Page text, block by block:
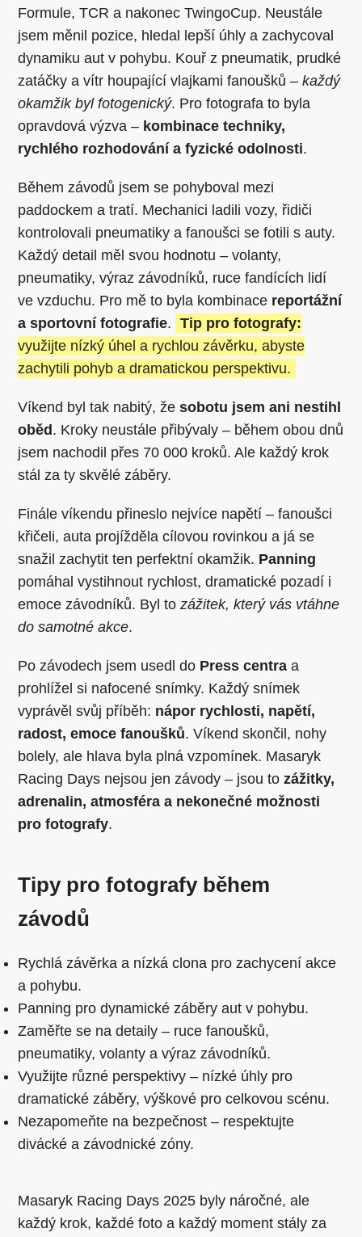
Formule, TCR a nakonec TwingoCup. Neustále
jsem měnil pozice, hledal lepší úhly a zachycoval
dynamiku aut v pohybu. Kouř z pneumatik, prudké
zatáčky a vítr houpající vlajkami fanoušků –každý
okamžik byl fotogenický. Pro fotografa to byla
opravdová výzva – kombinace techniky,
rychlého rozhodování a fyzické odolnosti.
Během závodů jsem se pohyboval mezi
paddockem a tratí. Mechanici ladili vozy, řidiči
kontrolovali pneumatiky a fanoušci se fotili s auty.
Každý detail měl svou hodnotu – volanty,
pneumatiky, výraz závodníků, ruce fandících lidí
ve vzduchu. Pro mě to byla kombinace reportážní
a sportovní fotografie.
Tip pro fotografy:
využijte nízký úhel a rychlou závěrku, abyste
zachytili pohyb a dramatickou perspektivu.
Víkend byl tak nabitý, žesobotu jsem ani nestihl
oběd . Kroky neustále přibývaly – během obou dnů
jsem nachodil přes 70 000 kroků. Ale každý krok
stál za ty skvělé záběry.
Finále víkendu přineslo nejvíce napětí – fanoušci
křičeli, auta projížděla cílovou rovinkou a já se
snažil zachytit ten perfektní okamžik. Panning
pomáhal vystihnout rychlost, dramatické pozadí i
emoce závodníků. Byl tozážitek, který vás vtáhne
do samotné akce.
Po závodech jsem usedl do Press centra a
prohlížel si nafocené snímky. Každý snímek
vyprávěl svůj příběh: nápor rychlosti, napětí,
radost, emoce fanoušků. Víkend skončil, nohy
bolely, ale hlava byla plná vzpomínek. Masaryk
Racing Days nejsou jen závody – jsou tozážitky,
adrenalin, atmosféra a nekonečné možnosti
pro fotografy.
Tipy pro fotografy během
závodů
Rychlá závěrka a nízká clona pro zachycení akce
a pohybu.
Panning pro dynamické záběry aut v pohybu.
Zaměřte se na detaily – ruce fanoušků,
pneumatiky, volanty a výraz závodníků.
Využijte různé perspektivy – nízké úhly pro
dramatické záběry, výškové pro celkovou scénu.
Nezapomeňte na bezpečnost – respektujte
divácké a závodnické zóny.
Masaryk Racing Days 2025 byly náročné, ale
každý krok, každé foto a každý moment stály za